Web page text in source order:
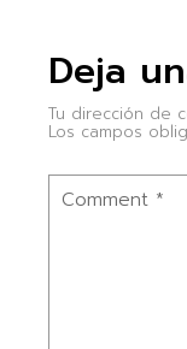
Deja
Tu dirección de
Los campos